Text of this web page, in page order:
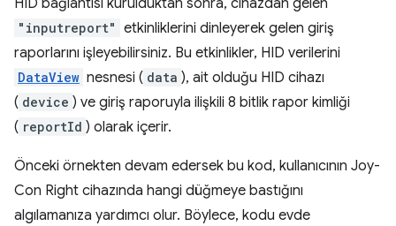
"inputreport" etkinliklerini dinleyerek gelen giriş
raporlarını işleyebilirsiniz. Bu etkinlikler, HID verilerini
DataView nesnesi ( data ), ait olduğu HID cihazı
( device ) ve giriş raporuyla ilişkili 8 bitlik rapor kimliği
( reportId ) olarak içerir.
Önceki örnekten devam edersek bu kod, kullanıcının Joy-
Con Right cihazında hangi düğmeye bastığını
algılamanıza yardımcı olur. Böylece, kodu evde